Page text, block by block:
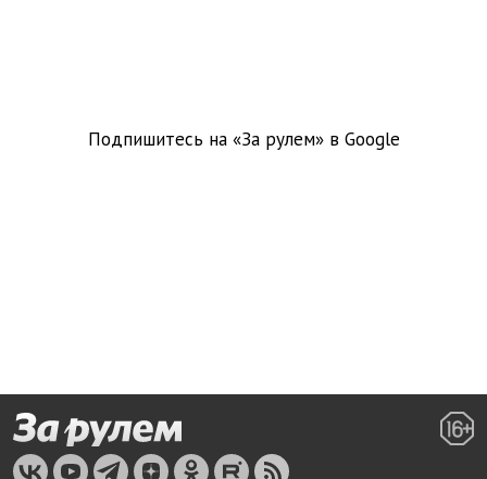
Подпишитесь на «За рулем» в Google